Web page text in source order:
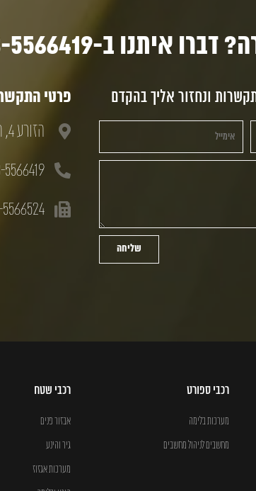
איתנו ב-03-5566419
ונחזור אליך בהקדם
שליחה
פרטי
הזורע 4, חולון, 58833
5566419
רכבי ספורט
מערכות בלימה
מחשבים לניהול מחשבים
רכבי שטח
אבזור פנים
גיר והינע
מערכות אגזוז